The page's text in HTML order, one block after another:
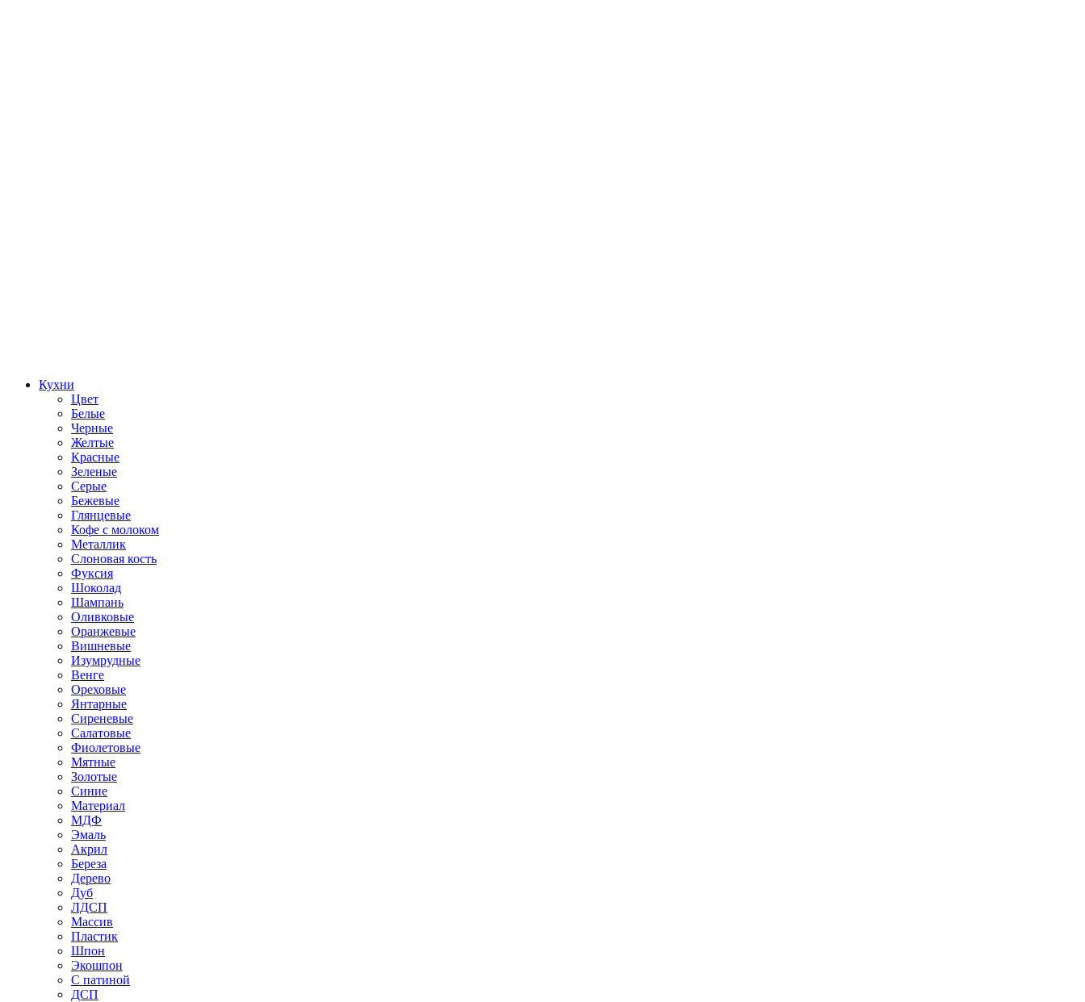
Кухни
Цвет
Белые
Черные
Желтые
Красные
Зеленые
Серые
Бежевые
Глянцевые
Кофе с молоком
Металлик
Слоновая кость
Фуксия
Шоколад
Шампань
Оливковые
Оранжевые
Вишневые
Изумрудные
Венге
Ореховые
Янтарные
Сиреневые
Салатовые
Фиолетовые
Мятные
Золотые
Синие
Материал
МДФ
Эмаль
Акрил
Береза
Дерево
Дуб
ЛДСП
Массив
Пластик
Шпон
Экошпон
С патиной
ДСП